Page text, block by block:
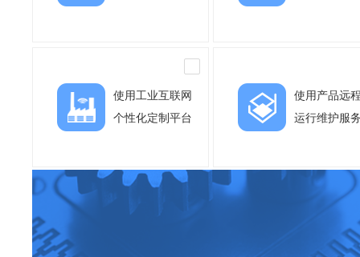
使用工业互联网
个性化定制平台
使用产品远
运行维护服